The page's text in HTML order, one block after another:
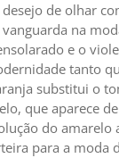
de olhar
na
e o
tanto
substitui o
que aparece
do
para a moda